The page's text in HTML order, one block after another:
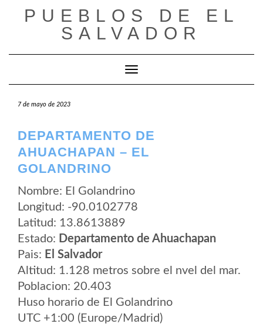
PUEBLOS DE EL
SALVADOR
Cambiar modo de navegación
7 de mayo de 2023
DEPARTAMENTO DE
AHUACHAPAN – EL
GOLANDRINO
Nombre: El Golandrino
Longitud: -90.0102778
Latitud: 13.8613889
Estado: Departamento de Ahuachapan
Pais: El Salvador
Altitud: 1.128 metros sobre el nvel del mar.
Poblacion: 20.403
Huso horario de El Golandrino
UTC +1:00 (Europe/Madrid)